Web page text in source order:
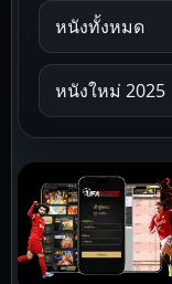
หนังทั้งหมด
หนังใหม่ 2025